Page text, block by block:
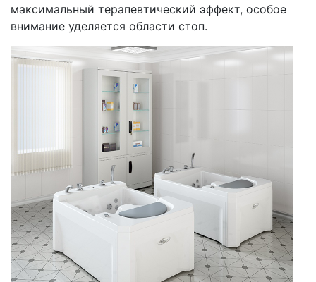
максимальный терапевтический эффект, особое
внимание уделяется области стоп.